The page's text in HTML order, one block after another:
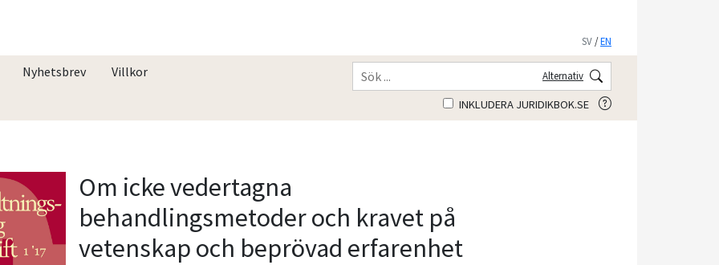
SV /EN
Nyhetsbrev Villkor Alternativ
INKLUDERA JURIDIKBOK.SE
Om icke vedertagna
behandlingsmetoder och kravet på
vetenskap och beprövad erfarenhet